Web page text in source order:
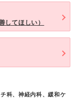
してほしい）
科、神経内科、緩和ケ